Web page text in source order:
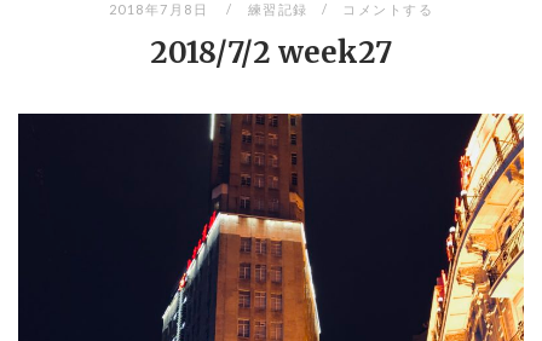
2018年7月8日 練習記録 コメントする
2018/7/2 week27